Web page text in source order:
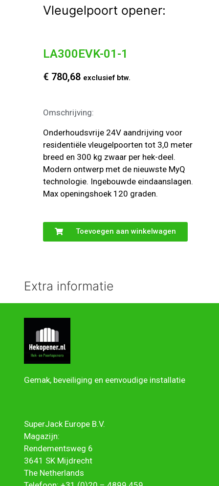
Vleugelpoort opener:
LA300EVK-01-1
€ 780,68 exclusief btw.
Omschrijving:
Onderhoudsvrije 24V aandrijving voor
residentiële vleugelpoorten tot 3,0 meter
breed en 300 kg zwaar per hek-deel.
Modern ontwerp met de nieuwste MyQ
technologie. Ingebouwde eindaanslagen.
Max openingshoek 120 graden.
Toevoegen aan winkelwagen
Extra informatie
Gemak, beveiliging en eenvoudige installatie
SuperJack Europe B.V.
Magazijn:
Rendementsweg 6
3641 SK Mijdrecht
The Netherlands